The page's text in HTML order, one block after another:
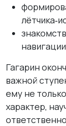
Гагарин
важной
ему не
характер,